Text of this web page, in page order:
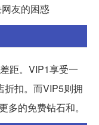
友的困惑
距。VIP1享受一
折扣。而VIP5则拥
的免费钻石和。